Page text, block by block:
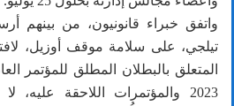
واتفق خبراء قانونيون، من بينهم
تيلجي، على سلامة موقف أوزيل،
المتعلق بالبطلان المطلق للمؤتمر
2023 والمؤتمرات اللاحقة